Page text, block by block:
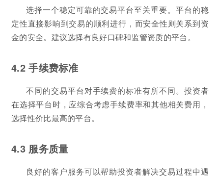
选择一个稳定可靠的交易平台至关重要。平台的稳
定性直接影响到交易的顺利进行，而安全性则关系到资
金的安全。建议选择有良好口碑和监管资质的平台。
4.2 手续费标准
不同的交易平台对手续费的标准有所不同。投资者
在选择平台时，应综合考虑手续费率和其他相关费用，
选择性价比最高的平台。
4.3 服务质量
良好的客户服务可以帮助投资者解决交易过程中遇